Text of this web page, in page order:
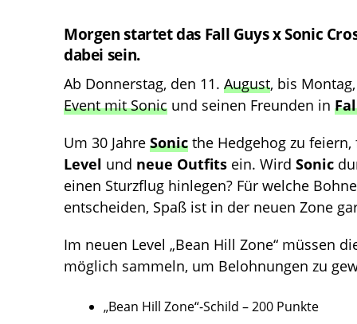
Morgen startet das Fall Guys x Sonic
dabei sein.
Ab Donnerstag, den 11. August, bis
Event mit Sonic und seinen Freunden in
Um 30 Jahre Sonic the Hedgehog zu
Level und neue Outfits ein. Wird Sonic
einen Sturzflug hinlegen? Für welche
entscheiden, Spaß ist in der neuen Zone
Im neuen Level „Bean Hill Zone“ müssen
möglich sammeln, um Belohnungen zu
„Bean Hill Zone“-Schild – 200 Punkte